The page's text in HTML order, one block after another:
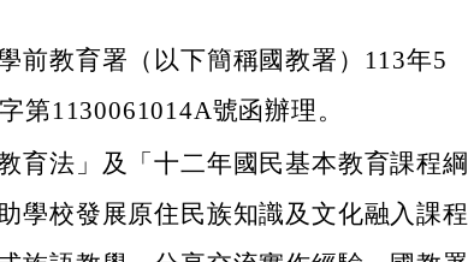
前教育署（以下簡稱國教署）113年5
第1130061014A號函辦理。
育法」及「十二年國民基本教育課程綱
學校發展原住民族知識及文化融入課程